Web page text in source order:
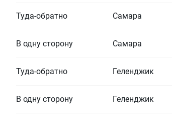
Туда-обратно Самара
В одну сторону Самара
Туда-обратно Геленджик
В одну сторону Геленджик